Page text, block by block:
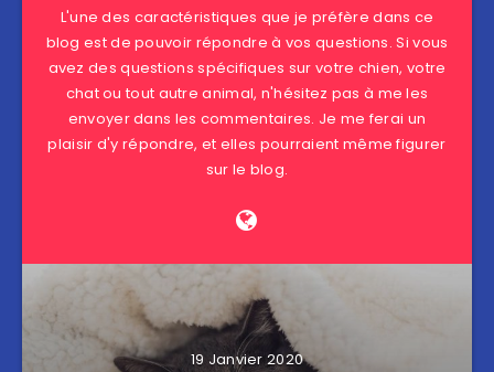
L'une des caractéristiques que je préfère dans ce
blog est de pouvoir répondre à vos questions. Si vous
avez des questions spécifiques sur votre chien, votre
chat ou tout autre animal, n'hésitez pas à me les
envoyer dans les commentaires. Je me ferai un
plaisir d'y répondre, et elles pourraient même figurer
sur le blog.
19 Janvier 2020